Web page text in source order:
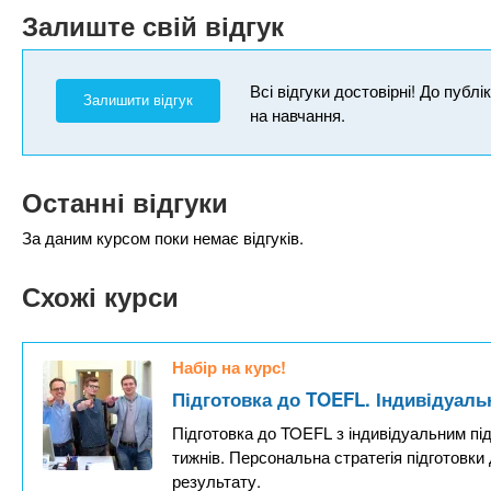
Залиште свій відгук
Залишити відгук
Всі відгуки достовірні! До
на навчання.
Останні відгуки
За даним курсом поки немає відгуків.
Схожі курси
Набір на курс!
Підготовка до TOEFL.
Підготовка до TOEFL з індивідуальним
тижнів. Персональна стратегія
результату.